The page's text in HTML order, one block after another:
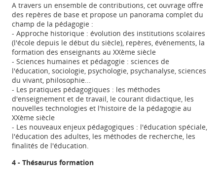
A travers un ensemble de contributions, cet ouvrage offre
des repères de base et propose un panorama complet du
champ de la pédagogie :
- Approche historique : évolution des institutions scolaires
(l'école depuis le début du siècle), repères, événements, la
formation des enseignants au XXème siècle
- Sciences humaines et pédagogie : sciences de
l'éducation, sociologie, psychologie, psychanalyse, sciences
du vivant, philosophie...
- Les pratiques pédagogiques : les méthodes
d'enseignement et de travail, le courant didactique, les
nouvelles technologies et l'histoire de la pédagogie au
XXème siècle
- Les nouveaux enjeux pédagogiques : l'éducation spéciale,
l'éducation des adultes, les méthodes de recherche, les
finalités de l'éducation.
4 - Thésaurus formation